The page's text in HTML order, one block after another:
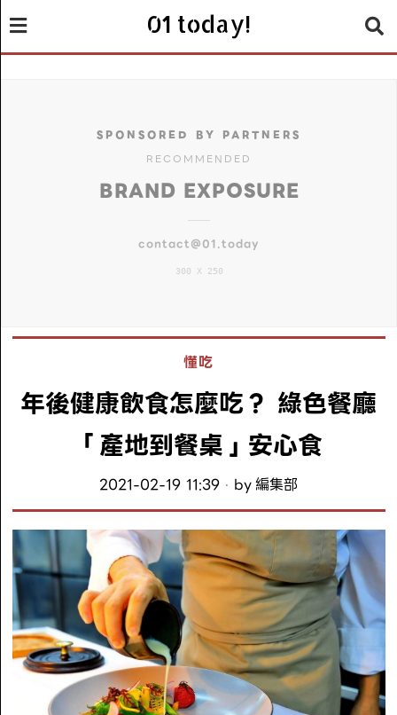
01 today!
SPONSORED BY PARTNERS
RECOMMENDED
BRAND EXPOSURE
contact@01.today
300 X 250
懂吃
年後健康飲食怎麼吃？ 綠色餐廳
「產地到餐桌」安心食
2021-02-19 11:39 by編集部